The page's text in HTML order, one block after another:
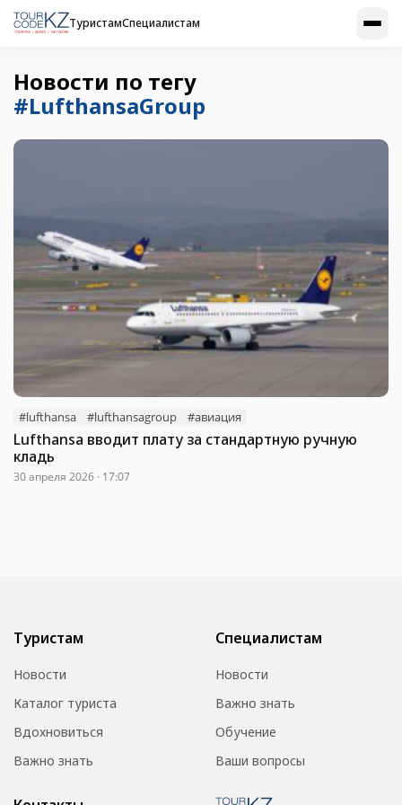
ТуристамСпециалистам
Новости по тегу
#LufthansaGroup
#lufthansa #lufthansagroup #авиация
Lufthansa вводит плату за стандартную ручную
кладь
30 апреля 2026 · 17:07
Туристам
Новости
Каталог туриста
Вдохновиться
Важно знать
Специалистам
Новости
Важно знать
Обучение
Ваши вопросы